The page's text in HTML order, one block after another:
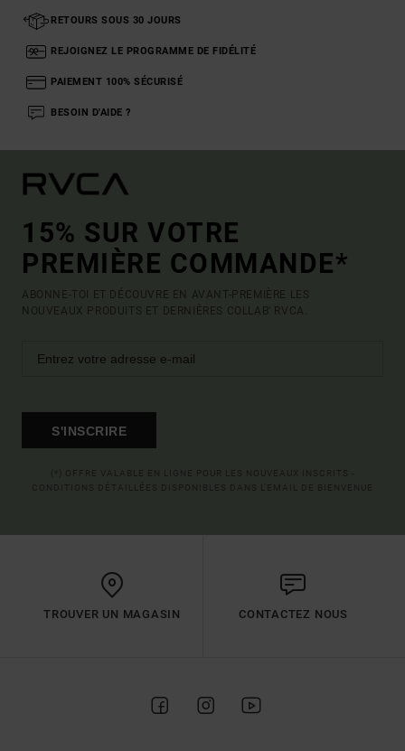
RETOURS SOUS 30 JOURS
REJOIGNEZ LE PROGRAMME DE FIDÉLITÉ
PAIEMENT 100% SÉCURISÉ
BESOIN D'AIDE ?
15% SUR VOTRE
PREMIÈRE COMMANDE*
ABONNE-TOI ET DÉCOUVRE EN AVANT-PREMIÈRE LES
NOUVEAUX PRODUITS ET DERNIÈRES COLLAB' RVCA.
S'INSCRIRE
TROUVER UN MAGASIN CONTACTEZ NOUS